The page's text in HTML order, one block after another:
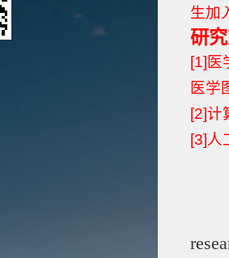
生加
研
[1]医
医学
[2]计
[3]人